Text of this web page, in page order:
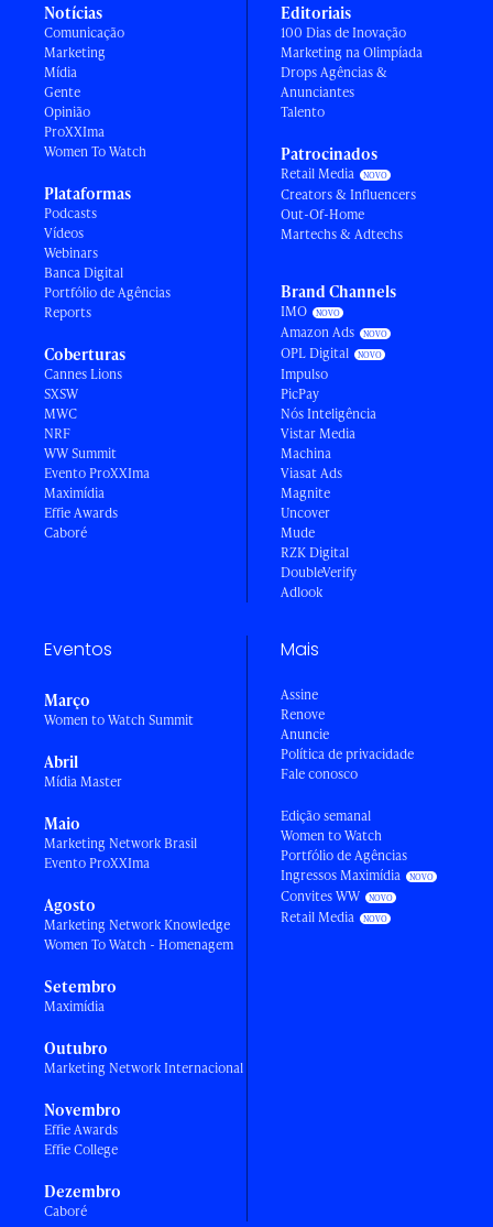
Notícias
Comunicação
Marketing
Mídia
Gente
Opinião
ProXXIma
Women To Watch
Plataformas
Podcasts
Vídeos
Webinars
Banca Digital
Portfólio de Agências
Reports
Coberturas
Cannes Lions
SXSW
MWC
NRF
WW Summit
Evento ProXXIma
Maximídia
Effie Awards
Caboré
Editoriais
100 Dias de Inovação
Marketing na Olimpíada
Drops Agências &
Anunciantes
Talento
Patrocinados
Retail Media
Creators & Influencers
Out-Of-Home
Martechs & Adtechs
Brand Channels
IMO
Amazon Ads
OPL Digital
Impulso
PicPay
Nós Inteligência
Vistar Media
Machina
Viasat Ads
Magnite
Uncover
Mude
RZK Digital
DoubleVerify
Adlook
Eventos
Março
Women to Watch Summit
Abril
Mídia Master
Maio
Marketing Network Brasil
Evento ProXXIma
Agosto
Marketing Network Knowledge
Women To Watch - Homenagem
Setembro
Maximídia
Outubro
Marketing Network Internacional
Novembro
Effie Awards
Effie College
Dezembro
Caboré
Mais
Assine
Renove
Anuncie
Política de privacidade
Fale conosco
Edição semanal
Women to Watch
Portfólio de Agências
Ingressos Maximídia
Convites WW
Retail Media